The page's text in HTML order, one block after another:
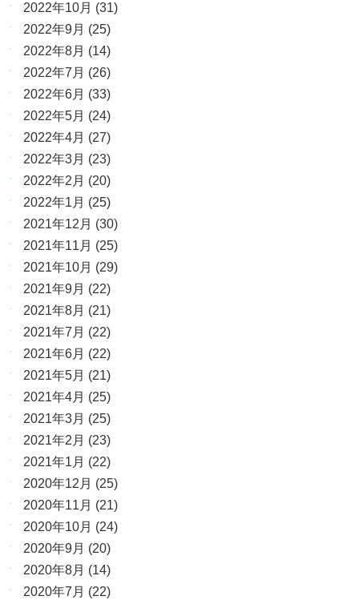
2022年10月 (31)
2022年9月 (25)
2022年8月 (14)
2022年7月 (26)
2022年6月 (33)
2022年5月 (24)
2022年4月 (27)
2022年3月 (23)
2022年2月 (20)
2022年1月 (25)
2021年12月 (30)
2021年11月 (25)
2021年10月 (29)
2021年9月 (22)
2021年8月 (21)
2021年7月 (22)
2021年6月 (22)
2021年5月 (21)
2021年4月 (25)
2021年3月 (25)
2021年2月 (23)
2021年1月 (22)
2020年12月 (25)
2020年11月 (21)
2020年10月 (24)
2020年9月 (20)
2020年8月 (14)
2020年7月 (22)